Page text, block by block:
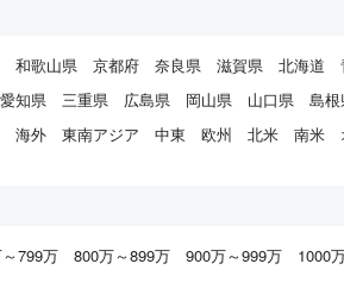
和歌山県 京都府 奈良県 滋賀県 北海道
愛知県 三重県 広島県 岡山県 山口県 島
海外 東南アジア 中東 欧州 北米 南米
799万 800万～899万 900万～999万 1000